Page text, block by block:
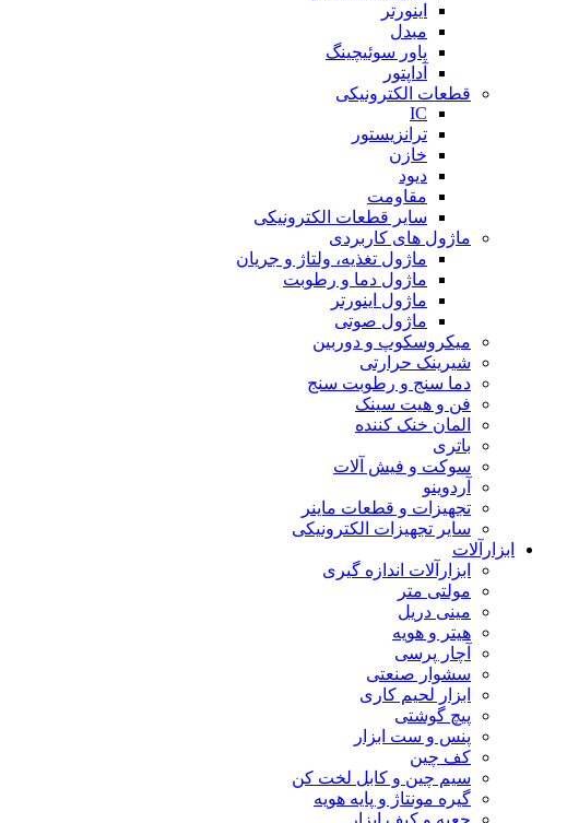
اینورتر
مبدل
پاور سوئیچینگ
آداپتور
قطعات الکترونیکی
IC
ترانزیستور
خازن
دیود
مقاومت
سایر قطعات الکترونیکی
ماژول های کاربردی
ماژول تغذیه، ولتاژ و جریان
ماژول دما و رطوبت
ماژول اینورتر
ماژول صوتی
میکروسکوپ و دوربین
شیرینک حرارتی
دما سنج و رطوبت سنج
فن و هیت سینک
المان خنک کننده
باتری
سوکت و فیش آلات
آردوینو
تجهیزات و قطعات ماینر
سایر تجهیزات الکترونیکی
ابزارآلات
ابزارآلات اندازه گیری
مولتی متر
مینی دریل
هیتر و هویه
آچار پرسی
سشوار صنعتی
ابزار لحیم کاری
پیچ گوشتی
پنس و ست ابزار
کف چین
سیم چین و کابل لخت کن
گیره مونتاژ و پایه هویه
جعبه و کیف ابزار